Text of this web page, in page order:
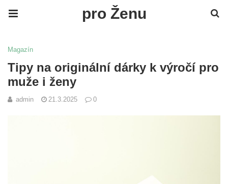
pro Ženu
Magazín
Tipy na originální dárky k výročí pro
muže i ženy
admin 21.3.2025 0